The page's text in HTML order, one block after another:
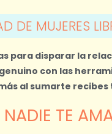
DE MUJERES
para disparar la
con las
al sumarte
NADIE TE